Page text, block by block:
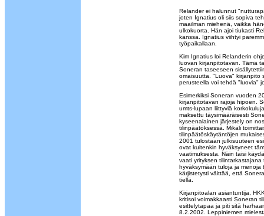
Relander ei halunnut
joten Ignatius oli siis sopiva
maailman miehenä, vaikka
ulkokuorta. Hän ajoi tiukasti
kanssa. Ignatius viihtyi
työpaikallaan.
Kim Ignatius loi Relanderin
luovan kirjanpitotavan. Tämä
Soneran taseeseen
omaisuutta. "Luova" kirjanpito
perusteella voi tehdä "luovia"
Esimerkiksi Soneran vuoden
kirjanpitotavan rajoja hipoen.
umts-lupaan liittyviä
maksettu täysimääräisesti
kyseenalainen järjestely on
tilinpäätöksessä. Mikäli
tilinpäätöskäytäntöjen
2001 tulostaan julkisuuteen
ovat kuitenkin hyväksyneet
vaatimuksesta. Näin taisi
vaati yrityksen
hyväksymään tuloja ja menoja
kärjistetysti väittää, että
tiellä.
Kirjanpitoalan asiantuntija,
kritisoi voimakkaasti Soneran
esittelytapaa ja piti sitä
8.2.2002. Leppiniemen